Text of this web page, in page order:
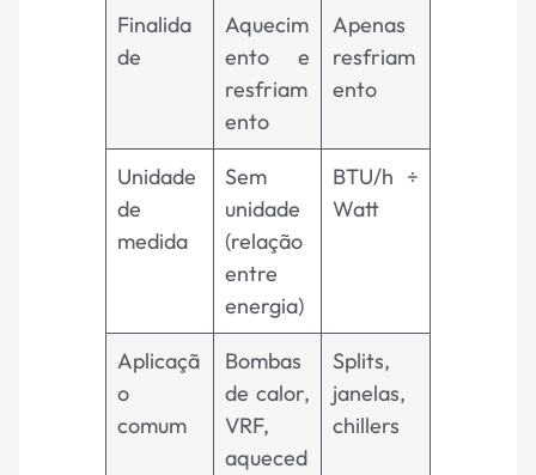
Finalida
de
Aquecim
ento e
resfriam
ento
Apenas
resfriam
ento
Unidade
de
medida
Sem
unidade
(relação
entre
energia)
BTU/h ÷
Watt
Aplicaçã
o
comum
Bombas
de calor,
VRF,
aqueced
Splits,
janelas,
chillers